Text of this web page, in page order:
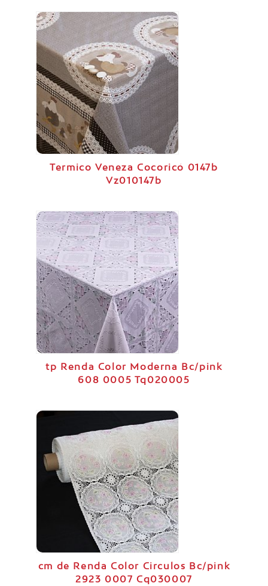
Termico Veneza Cocoricó 0147b
Vz010147b
tp Renda Color Moderna Bc/pink
608 0005 Tq020005
cm de Renda Color Circulos Bc/pink
2923 0007 Cq030007